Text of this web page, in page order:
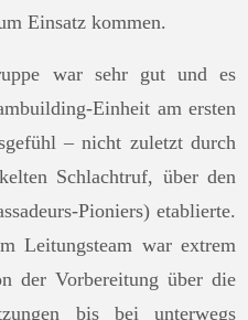
Einsatz kommen.
war sehr gut und es
Einheit am ersten
– nicht zuletzt durch
Schlachtruf, über den
Pioniers) etablierte.
Leitungsteam war extrem
der Vorbereitung über die
bis bei unterwegs